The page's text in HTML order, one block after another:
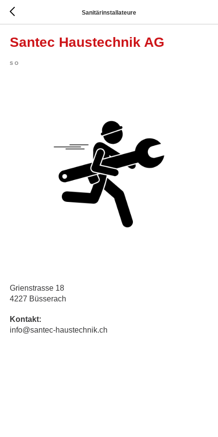
Sanitärinstallateure
Santec Haustechnik AG
SO
Grienstrasse 18
4227 Büsserach
Kontakt:
info@santec-haustechnik.ch